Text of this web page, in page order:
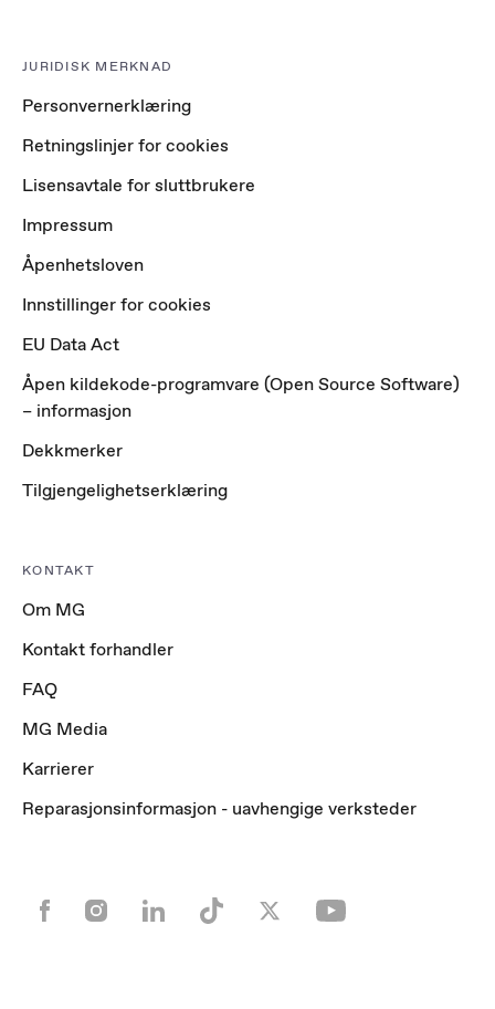
JURIDISK MERKNAD
Personvernerklæring
Retningslinjer for cookies
Lisensavtale for sluttbrukere
Impressum
Åpenhetsloven
Innstillinger for cookies
EU Data Act
Åpen kildekode-programvare (Open Source Software)
– informasjon
Dekkmerker
Tilgjengelighetserklæring
KONTAKT
Om MG
Kontakt forhandler
FAQ
MG Media
Karrierer
Reparasjonsinformasjon - uavhengige verksteder